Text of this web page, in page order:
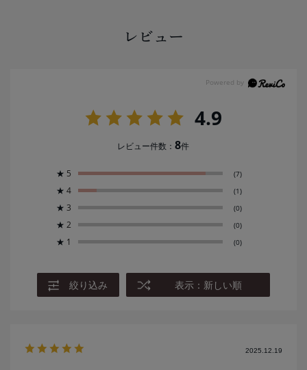
レビュー
4.9
レビュー件数：8件
★ 5 (7)
★ 4 (1)
★ 3 (0)
★ 2 (0)
★ 1 (0)
絞り込み 表示：新しい順
2025.12.19